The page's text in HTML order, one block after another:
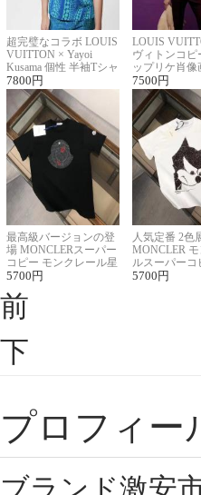
超完璧なコラボ LOUIS
VUITTON × Yayoi
Kusama 個性 半袖Tシャ
ツコピー男女兼用
7800 円
LOUIS
ヴィトンコピ
ップリケ肖像
ンニット半袖
7500 円
最高級バージョンの登
場 MONCLERスーパー
コピー モンクレール星
座半袖Tシャツ
5700 円
人気定番 2色
MONCLER
ルスーパーコ
ント半袖Tシャ
5700 円
前
下
プロフィー